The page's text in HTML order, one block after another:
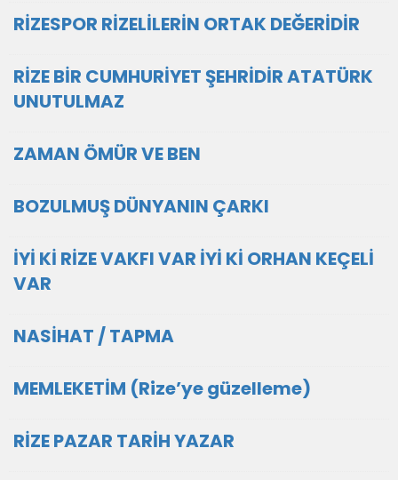
RİZESPOR RİZELİLERİN ORTAK DEĞERİDİR
RİZE BİR CUMHURİYET ŞEHRİDİR ATATÜRK
UNUTULMAZ
ZAMAN ÖMÜR VE BEN
BOZULMUŞ DÜNYANIN ÇARKI
İYİ Kİ RİZE VAKFI VAR İYİ Kİ ORHAN KEÇELİ
VAR
NASİHAT / TAPMA
MEMLEKETİM (Rize’ye güzelleme)
RİZE PAZAR TARİH YAZAR